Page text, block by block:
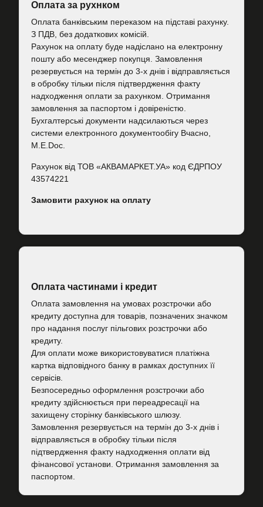
Оплата за рухнком
Оплата банківським переказом на підставі рахунку.
З ПДВ, без додаткових комісій.
Рахунок на оплату буде надіслано на електронну
пошту або месенджер покупця. Замовлення
резервується на термін до 3-х днів і відправляється
в обробку тільки після підтвердження факту
надходження оплати за рахунком. Отримання
замовлення за паспортом і довіреністю.
Бухгалтерські документи надсилаються через
системи електронного документообігу Вчасно,
M.E.Doc.
Рахунок від ТОВ «АКВАМАРКЕТ.УА» код ЄДРПОУ
43574221
Замовити рахунок на оплату
Оплата частинами і кредит
Оплата замовлення на умовах розстрочки або
кредиту доступна для товарів, позначених значком
про надання послуг пільгових розстрочки або
кредиту.
Для оплати може використовуватися платіжна
картка відповідного банку в рамках доступних її
сервісів.
Безпосередньо оформлення розстрочки або
кредиту здійснюється при переадресації на
захищену сторінку банківського шлюзу.
Замовлення резервується на термін до 3-х днів і
відправляється в обробку тільки після
підтвердження факту надходження оплати від
фінансової установи. Отримання замовлення за
паспортом.